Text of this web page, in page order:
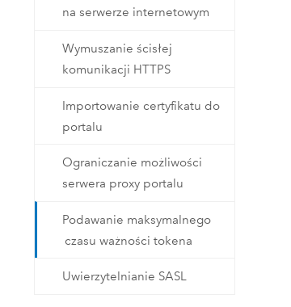
na serwerze internetowym
Wymuszanie ścisłej
komunikacji HTTPS
Importowanie certyfikatu do
portalu
Ograniczanie możliwości
serwera proxy portalu
Podawanie maksymalnego
czasu ważności tokena
Uwierzytelnianie SASL